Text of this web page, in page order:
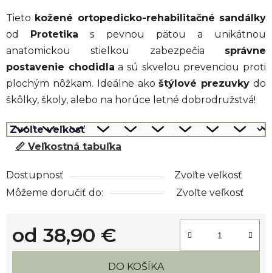
Tieto kožené ortopedicko-rehabilitačné sandálky
od Protetika s pevnou pätou a unikátnou
anatomickou stielkou zabezpečia správne
postavenie chodidla a sú skvelou prevenciou proti
plochým nôžkam. Ideálne akoštýlové prezuvky do
škôlky, školy, alebo na horúce letné dobrodružstvá!
📏 Veľkostná tabuľka
Dostupnosť
Zvoľte veľkosť
Môžeme doručiť do:
Zvoľte veľkosť
od 38,90 €
Jednotková cena:
DO KOŠÍKA